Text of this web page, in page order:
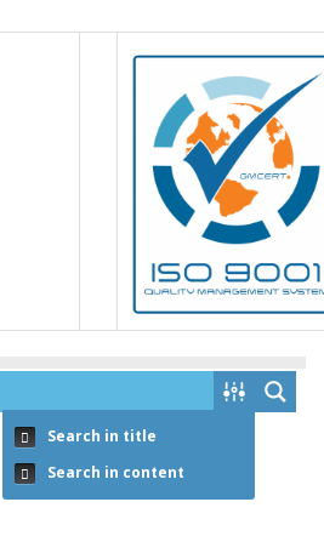
Search in title
Search in content